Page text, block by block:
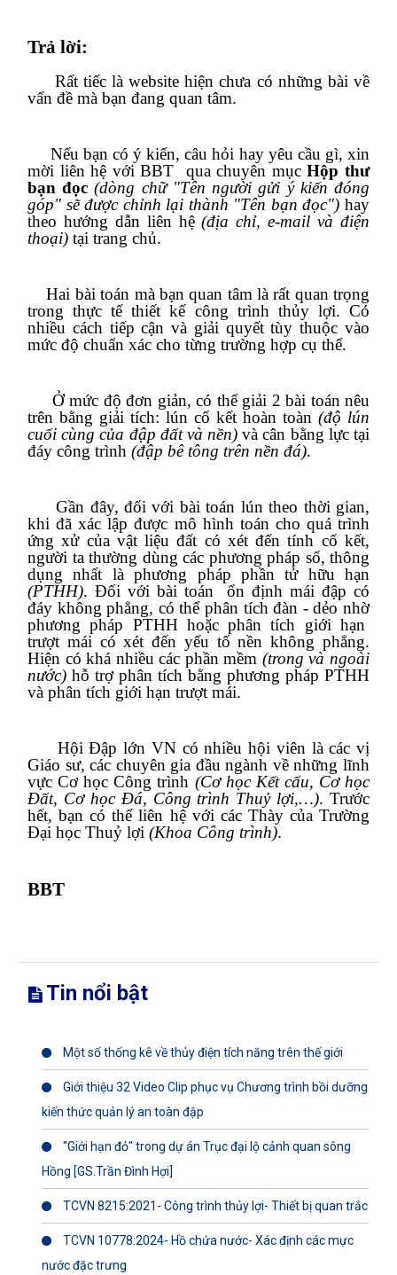
Trả lời:
Rất tiếc là website hiện chưa có những bài về
vấn đề mà bạn đang quan tâm.
Nếu bạn có ý kiến, câu hỏi hay yêu cầu gì, xin
mời liên hệ với BBT
quachuyên mụcHộp thư
bạn đọc(dòng chữ "Tên người gửi ý kiến đóng
góp" sẽ được chỉnh lại thành "Tên bạn đọc") hay
theo hướng dẫn liên hệ(địa chỉ, e-mail và điện
thoại) tại trang chủ.
Hai bài toán mà bạn quan tâm là rất quan trọng
trong thực tế thiết kế công trình thủy lợi. Có
nhiều cách tiếp cận và giải quyết tùy thuộc vào
mức độ chuẩn xác cho từng trường hợp cụ thể.
Ở mức độ đơn giản, có thể giải 2 bài toán nêu
trên bằng giải tích: lún cố kết hoàn toàn (độ lún
cuối cùng của đập đất và nền) và cân bằng lực tại
đáy công trình (đập bê tông trên nền đá).
Gần đây, đối với bài toán lún theo thời gian,
khi đã xác lập được mô hình toán cho quá trình
ứng xử của vật liệu đất có xét đến tính cố kết,
người ta thường dùng các phương pháp số, thông
dụng nhất là phương pháp phần tử hữu hạn
(PTHH). Đối với bài toán ổn định mái đập có
đáy không phẳng, có thể phân tích đàn - dẻo nhờ
phương pháp PTHH hoặc phân tích giới hạn
trượt mái có xét đến yếu tố nền không phẳng.
Hiện có khá nhiều các phần mềm (trong và ngoài
nước) hỗ trợ phân tích bằng phương pháp PTHH
và phân tích giới hạn trượt mái.
Hội Đập lớn VN có nhiều hội viên là các vị
Giáo sư, các chuyên gia đầu ngành về những lĩnh
vực Cơ học Công trình (Cơ học Kết cấu, Cơ học
Đất, Cơ học Đá, Công trình Thuỷ lợi,…). Trước
hết, bạn có thể liên hệ với các Thày của Trường
Đại học Thuỷ lợi (Khoa Công trình).
BBT
Tin nổi bật
Một số thống kê về thủy điện tích năng trên thế giới
Giới thiệu 32 Video Clip phục vụ Chương trình bồi dưỡng
kiến thức quản lý an toàn đập
"Giới hạn đỏ" trong dự án Trục đại lộ cảnh quan sông
Hồng [GS.Trần Đình Hợi]
TCVN 8215:2021- Công trình thủy lợi- Thiết bị quan trắc
TCVN 10778:2024- Hồ chứa nước- Xác định các mực
nước đặc trưng